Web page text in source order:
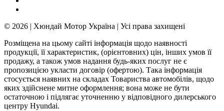
© 2026 | Хюндай Мотор Україна | Усі права захищені
Розміщена на цьому сайті інформація щодо наявності
продукції, її характеристик, (орієнтовних) цін, інших умов її
продажу, а також умов надання будь-яких послуг не є
пропозицією укласти договір (офертою). Така інформація
стосується наявних на складах Товариства автомобілів, щодо
яких здійснене митне оформлення; вона може не бути
остаточною і підлягає уточненню у відповідного дилерського
центру Hyundai.